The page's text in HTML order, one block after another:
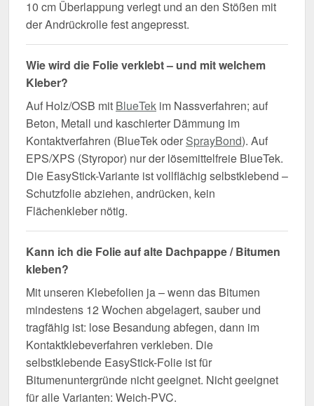
10 cm Überlappung verlegt und an den Stößen mit
der Andrückrolle fest angepresst.
Wie wird die Folie verklebt – und mit welchem
Kleber?
Auf Holz/OSB mit BlueTek im Nassverfahren; auf
Beton, Metall und kaschierter Dämmung im
Kontaktverfahren (BlueTek oder SprayBond). Auf
EPS/XPS (Styropor) nur der lösemittelfreie BlueTek.
Die EasyStick-Variante ist vollflächig selbstklebend –
Schutzfolie abziehen, andrücken, kein
Flächenkleber nötig.
Kann ich die Folie auf alte Dachpappe / Bitumen
kleben?
Mit unseren Klebefolien ja – wenn das Bitumen
mindestens 12 Wochen abgelagert, sauber und
tragfähig ist: lose Besandung abfegen, dann im
Kontaktklebeverfahren verkleben. Die
selbstklebende EasyStick-Folie ist für
Bitumenuntergründe nicht geeignet. Nicht geeignet
für alle Varianten: Weich-PVC.